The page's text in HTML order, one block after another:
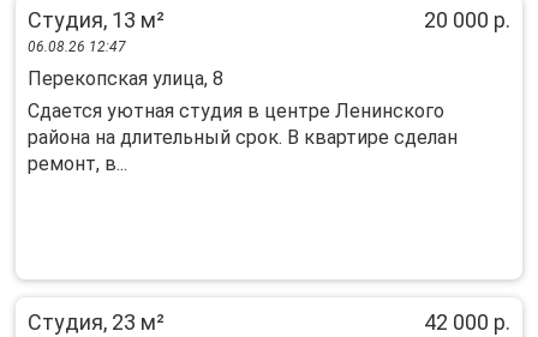
Студия, 13 м² 20 000 р.
06.08.26 12:47
Перекопская улица, 8
Сдается уютная студия в центре Ленинского
района на длительный срок. В квартире сделан
ремонт, в...
Студия, 23 м² 42 000 р.